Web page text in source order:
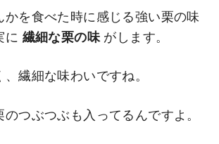
かを食べた時に感じる強い栗の味
に 繊細な栗の味 がします。
繊細な味わいですね。
つぶつぶも入ってるんですよ。